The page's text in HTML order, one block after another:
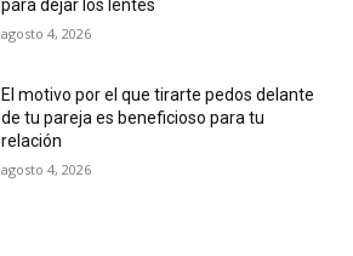
para dejar los lentes
agosto 4, 2026
El motivo por el que tirarte pedos delante
de tu pareja es beneficioso para tu
relación
agosto 4, 2026